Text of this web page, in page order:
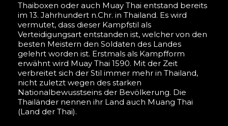
Thaiboxen oder auch Muay Thai entstand bereits
im 13. Jahrhundert n.Chr. in Thailand. Es wird
vermutet, dass dieser Kampfstil als
Verteidigungsart entstanden ist, welcher von den
besten Meistern den Soldaten des Landes
gelehrt worden ist. Erstmals als Kampfform
erwähnt wird Muay Thai 1590. Mit der Zeit
verbreitet sich der Stil immer mehr in Thailand,
nicht zuletzt wegen des starken
Nationalbewusstseins der Bevölkerung. Die
Thailänder nennen ihr Land auch Muang Thai
(Land der Thai).